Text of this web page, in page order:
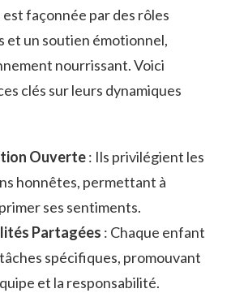
façonnée par des rôles
et un soutien émotionnel,
nourrissant. Voici
clés sur leurs dynamiques
Ouverte: Ils privilégient les
honnêtes, permettant à
ses sentiments.
Partagées : Chaque enfant
spécifiques, promouvant
et la responsabilité.